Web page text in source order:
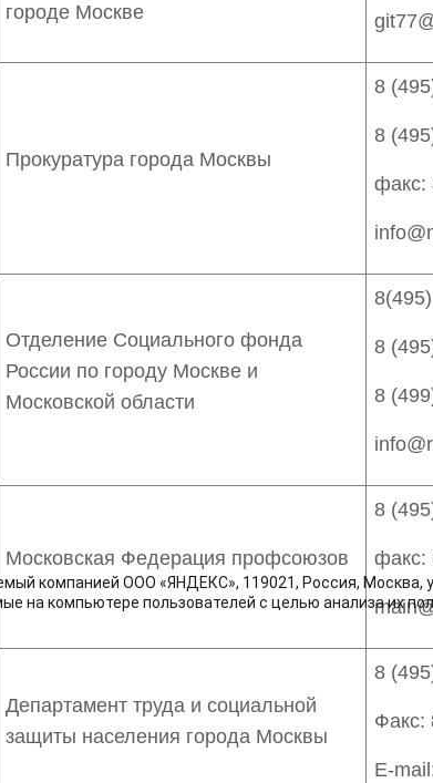
городе Москве
Прокуратура города Москвы
8 (495
8 (495
факс:
Отделение Социального фонда
России по городу Москве и
Московской области
8 (495
8 (499
info@
Московская Федерация профсоюзов
8
факс:
Департамент труда и социальной
защиты населения города Москвы
8
Факс:
E-
компанией ООО «ЯНДЕКС», 119021, Россия, Москва,
компьютере пользователей с целью анализа их